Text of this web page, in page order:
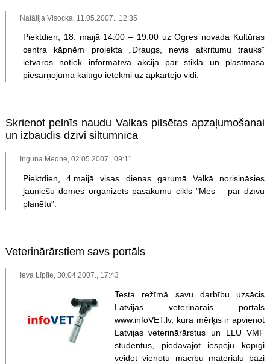
Natālija Visocka, 11.05.2007., 12:35
Piektdien, 18. maijā 14:00 – 19:00 uz Ogres novada Kultūras
centra kāpnēm projekta „Draugs, nevis atkritumu trauks”
ietvaros notiek informatīvā akcija par stikla un plastmasa
piesārņojuma kaitīgo ietekmi uz apkārtējo vidi.
Skrienot pelnīs naudu Valkas pilsētas apzaļumošanai
un izbaudīs dzīvi siltumnīcā
Inguna Medne, 02.05.2007., 09:11
Piektdien, 4.maijā visas dienas garumā Valkā norisināsies
jauniešu domes organizēts pasākumu cikls "Mēs – par dzīvu
planētu".
Veterinārārstiem savs portāls
Ieva Līpīte, 30.04.2007., 17:43
Testa režīmā savu darbību uzsācis
Latvijas veterinārais portāls
www.infoVET.lv, kura mērķis ir apvienot
Latvijas veterinārārstus un LLU VMF
studentus, piedāvājot iespēju kopīgi
veidot vienotu mācību materiālu bāzi